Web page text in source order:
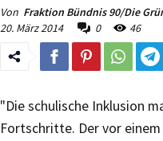
Von Fraktion Bündnis 90/Die
20. März 2014
0 46
"Die schulische Inklusion
Fortschritte. Der vor